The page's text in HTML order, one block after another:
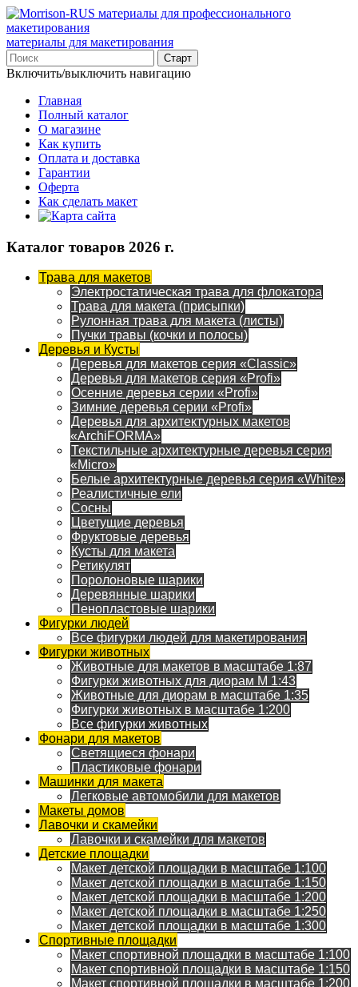
материалы для макетирования
Включить/выключить навигацию
Главная
Полный каталог
О магазине
Как купить
Оплата и доставка
Гарантии
Оферта
Как сделать макет
Каталог товаров 2026 г.
Трава для макетов
Электростатическая трава для флокатора
Трава для макета (присыпки)
Рулонная трава для макета (листы)
Пучки травы (кочки и полосы)
Деревья и Кусты
Деревья для макетов серия «Classic»
Деревья для макетов серия «Profi»
Осенние деревья серии «Profi»
Зимние деревья серии «Profi»
Деревья для архитектурных макетов
«ArchiFORMA»
Текстильные архитектурные деревья серия
«Micro»
Белые архитектурные деревья серия «White»
Реалистичные ели
Сосны
Цветущие деревья
Фруктовые деревья
Кусты для макета
Ретикулят
Поролоновые шарики
Деревянные шарики
Пенопластовые шарики
Фигурки людей
Все фигурки людей для макетирования
Фигурки животных
Животные для макетов в масштабе 1:87
Фигурки животных для диорам М 1:43
Животные для диорам в масштабе 1:35
Фигурки животных в масштабе 1:200
Все фигурки животных
Фонари для макетов
Светящиеся фонари
Пластиковые фонари
Машинки для макета
Легковые автомобили для макетов
Макеты домов
Лавочки и скамейки
Лавочки и скамейки для макетов
Детские площадки
Макет детской площадки в масштабе 1:100
Макет детской площадки в масштабе 1:150
Макет детской площадки в масштабе 1:200
Макет детской площадки в масштабе 1:250
Макет детской площадки в масштабе 1:300
Спортивные площадки
Макет спортивной площадки в масштабе 1:100
Макет спортивной площадки в масштабе 1:150
Макет спортивной площадки в масштабе 1:200